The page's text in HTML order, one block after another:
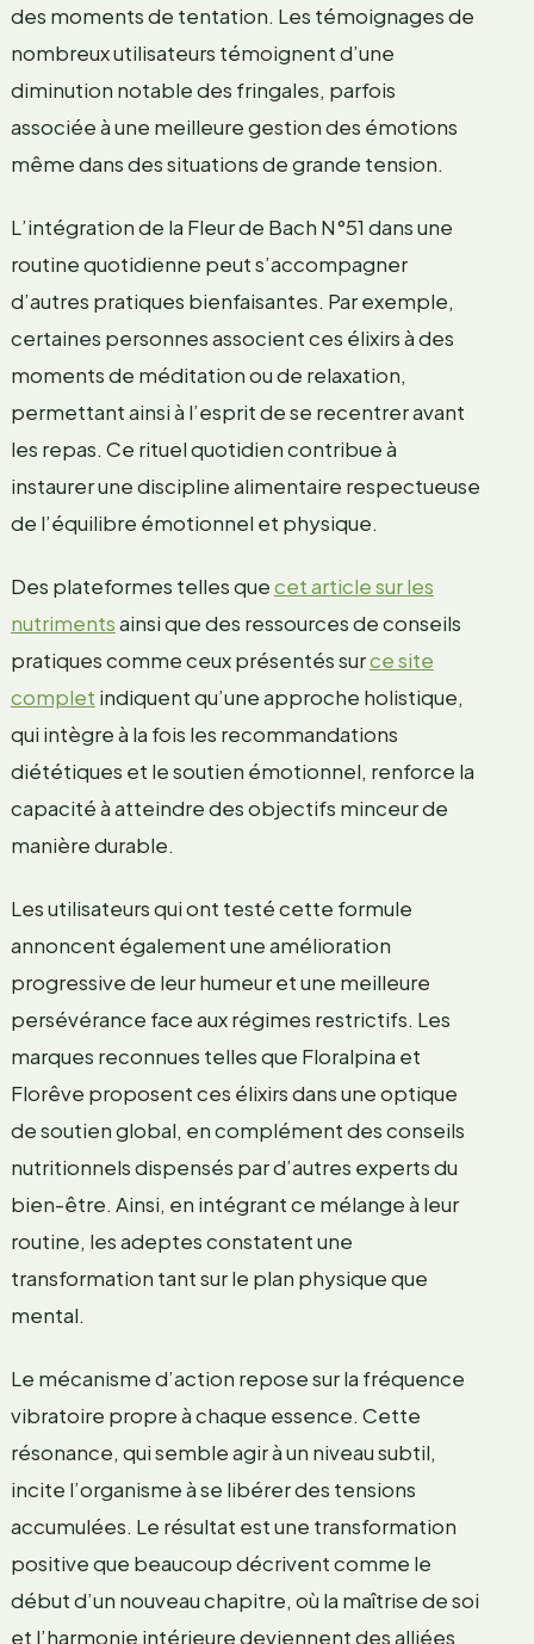
des moments de tentation. Les témoignages de
nombreux utilisateurs témoignent d’une
diminution notable des fringales, parfois
associée à une meilleure gestion des émotions
même dans des situations de grande tension.
L’intégration de la Fleur de Bach N°51 dans une
routine quotidienne peut s’accompagner
d’autres pratiques bienfaisantes. Par exemple,
certaines personnes associent ces élixirs à des
moments de méditation ou de relaxation,
permettant ainsi à l’esprit de se recentrer avant
les repas. Ce rituel quotidien contribue à
instaurer une discipline alimentaire respectueuse
de l’équilibre émotionnel et physique.
Des plateformes telles quecet article sur les
nutrimentsainsi que des ressources de conseils
pratiques comme ceux présentés surce site
complet indiquent qu’une approche holistique,
qui intègre à la fois les recommandations
diététiques et le soutien émotionnel, renforce la
capacité à atteindre des objectifs minceur de
manière durable.
Les utilisateurs qui ont testé cette formule
annoncent également une amélioration
progressive de leur humeur et une meilleure
persévérance face aux régimes restrictifs. Les
marques reconnues telles que Floralpina et
Florêve proposent ces élixirs dans une optique
de soutien global, en complément des conseils
nutritionnels dispensés par d’autres experts du
bien-être. Ainsi, en intégrant ce mélange à leur
routine, les adeptes constatent une
transformation tant sur le plan physique que
mental.
Le mécanisme d’action repose sur la fréquence
vibratoire propre à chaque essence. Cette
résonance, qui semble agir à un niveau subtil,
incite l’organisme à se libérer des tensions
accumulées. Le résultat est une transformation
positive que beaucoup décrivent comme le
début d’un nouveau chapitre, où la maîtrise de soi
et l’harmonie intérieure deviennent des alliées